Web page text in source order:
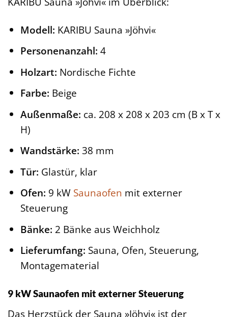
Modell: KARIBU Sauna »Jöhvi«
Personenanzahl: 4
Holzart: Nordische Fichte
Farbe: Beige
Außenmaße: ca. 208 x 208 x 203 cm (B x T x
H)
Wandstärke: 38 mm
Tür: Glastür, klar
Ofen: 9 kW Saunaofen mit externer
Steuerung
Bänke: 2 Bänke aus Weichholz
Lieferumfang: Sauna, Ofen, Steuerung,
Montagematerial
9 kW Saunaofen mit externer Steuerung
Das Herzstück der Sauna »Jöhvi« ist der